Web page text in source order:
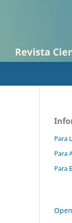
Para
Para
Para